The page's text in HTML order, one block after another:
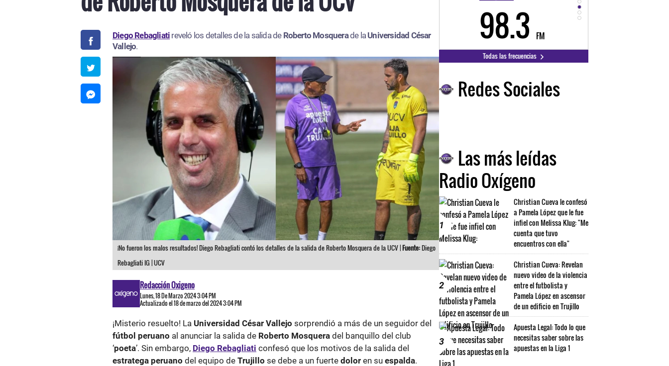
Diego Rebagliati reveló los detalles de la salida de Roberto Mosquerade laUniversidad César
Vallejo.
¡No fueron los malos resultados! Diego Rebagliati contó los detalles de la salida de Roberto Mosquera de la UCV |Fuente:Diego
Rebagliati IG | UCV
Redacción Oxigeno
Lunes, 18 De Marzo 2024 3:04 PM
Actualizado el 18 de marzo del 2024 3:04 PM
¡Misterio resuelto! La Universidad César Vallejo sorprendió a más de un seguidor del
fútbol peruano al anunciar la salida de Roberto Mosquera del banquillo del club
‘poeta’. Sin embargo, Diego Rebagliati confesó que los motivos de la salida del
estratega peruano del equipo de Trujillo se debe a un fuerte dolor en su espalda.
93.5 FM 98.3 FM 94.3
Todas las frecuencias
Redes Sociales
Las más leídas
Radio Oxígeno
1
Christian Cueva le confesó
a Pamela López que le fue
infiel con Melissa Klug: "Me
cuenta que tuvo
encuentros con ella"
2
Christian Cueva: Revelan
nuevo video de la violencia
entre el futbolista y
Pamela López en ascensor
de un edificio en Trujillo
3
Apuesta Legal: Todo lo que
necesitas saber sobre las
apuestas en la Liga 1